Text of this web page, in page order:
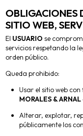
OBLIGACIONES
SITIO WEB,
El USUARIO se
servicios respetando la
orden público.
Queda prohibido:
Usar el sitio web
MORALES & ARNAL
Alterar, explotar,
públicamente los